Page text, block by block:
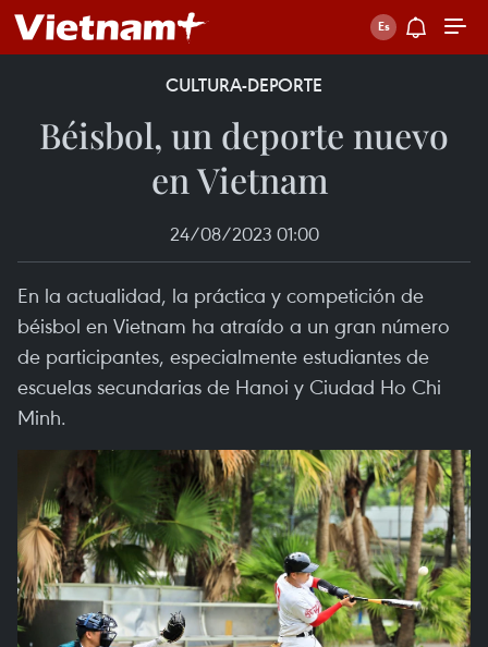
CULTURA-DEPORTE
Béisbol, un deporte nuevo
en Vietnam ​
24/08/2023 01:00
En la actualidad, la práctica y competición de
béisbol en Vietnam ha atraído a un gran número
de participantes, especialmente estudiantes de
escuelas secundarias de Hanoi y Ciudad Ho Chi
Minh.